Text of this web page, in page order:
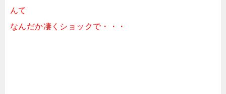
んて
なんだか凄くショックで・・・